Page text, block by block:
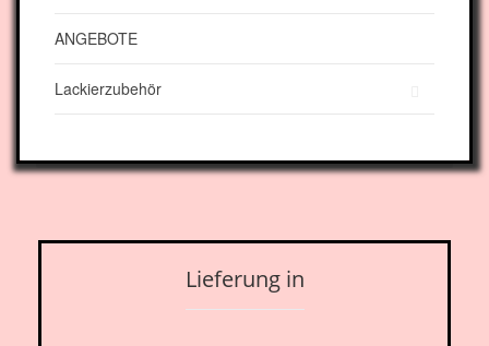
ANGEBOTE
Lackierzubehör
Lieferung in